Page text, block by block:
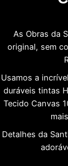
As Obras da
original, sem
Usamos a
duráveis tintas
Tecido Canvas
Detalhes da